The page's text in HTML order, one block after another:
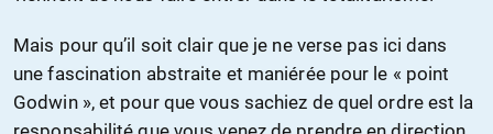
Mais pour qu’il soit clair que je ne verse pas ici dans
une fascination abstraite et maniérée pour le « point
Godwin », et pour que vous sachiez de quel ordre est la